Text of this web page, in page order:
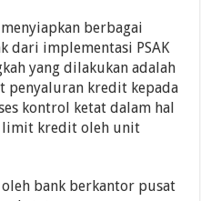
berbagai
dari implementasi PSAK
yang dilakukan adalah
penyaluran kredit kepada
kontrol ketat dalam hal
limit kredit oleh unit
bank berkantor pusat